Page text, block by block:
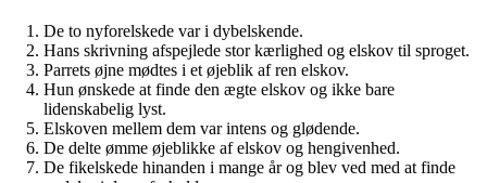
De to nyforelskede var i dybelskende.
Hans skrivning afspejlede stor kærlighed og elskov til sproget.
Parrets øjne mødtes i et øjeblik af ren elskov.
Hun ønskede at finde den ægte elskov og ikke bare
lidenskabelig lyst.
Elskoven mellem dem var intens og glødende.
De delte ømme øjeblikke af elskov og hengivenhed.
De fikelskede hinanden i mange år og blev ved med at finde